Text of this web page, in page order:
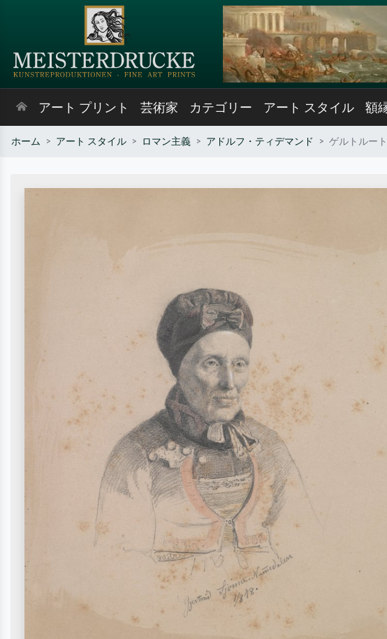
アート プリント 芸術家 カテゴリー アート スタイル 額
ホーム アート スタイル ロマン主義 アドルフ・ティデマンド ゲルトルー